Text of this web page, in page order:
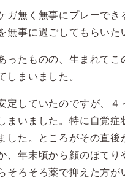
ガ無く無事にプレーで
事に過ごしてもらいた
ったものの、生まれて
しまいました。
していたのですが、
いました。特に自覚
た。ところがその直
、年末頃から顔のほて
そろそろ薬で抑えた方